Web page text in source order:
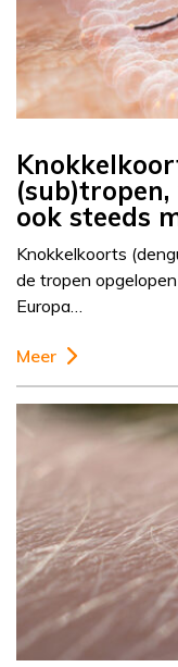
ook steeds
Knokkelkoorts
de tropen
Europa…
Meer